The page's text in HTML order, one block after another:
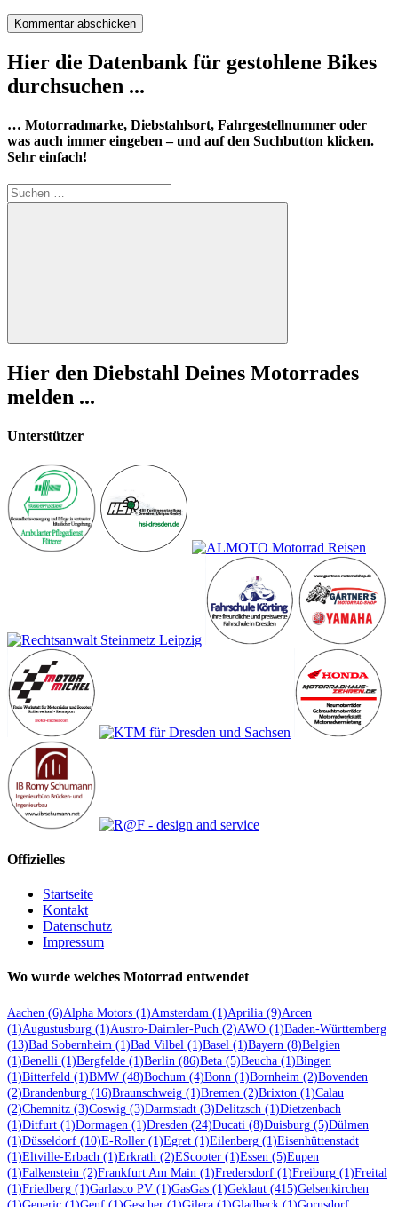
Hier die Datenbank für gestohlene Bikes
durchsuchen ...
… Motorradmarke, Diebstahlsort, Fahrgestellnummer oder
was auch immer eingeben – und auf den Suchbutton klicken.
Sehr einfach!
Suchen
nach:
Suchen
Hier den Diebstahl Deines Motorrades
melden ...
Unterstützer
Offizielles
Startseite
Kontakt
Datenschutz
Impressum
Wo wurde welches Motorrad entwendet
Aachen (6)Alpha Motors (1)Amsterdam (1)Aprilia (9)Arcen
(1)Augustusburg (1)Austro-Daimler-Puch (2)AWO (1)Baden-Württemberg
(13)Bad Sobernheim (1)Bad Vilbel (1)Basel (1)Bayern (8)Belgien
(1)Benelli (1)Bergfelde (1)Berlin (86)Beta (5)Beucha (1)Bingen
(1)Bitterfeld (1)BMW (48)Bochum (4)Bonn (1)Bornheim (2)Bovenden
(2)Brandenburg (16)Braunschweig (1)Bremen (2)Brixton (1)Calau
(2)Chemnitz (3)Coswig (3)Darmstadt (3)Delitzsch (1)Dietzenbach
(1)Ditfurt (1)Dormagen (1)Dresden (24)Ducati (8)Duisburg (5)Dülmen
(1)Düsseldorf (10)E-Roller (1)Egret (1)Eilenberg (1)Eisenhüttenstadt
(1)Eltville-Erbach (1)Erkrath (2)EScooter (1)Essen (5)Eupen
(1)Falkenstein (2)Frankfurt Am Main (1)Fredersdorf (1)Freiburg (1)Freital
(1)Friedberg (1)Garlasco PV (1)GasGas (1)Geklaut (415)Gelsenkirchen